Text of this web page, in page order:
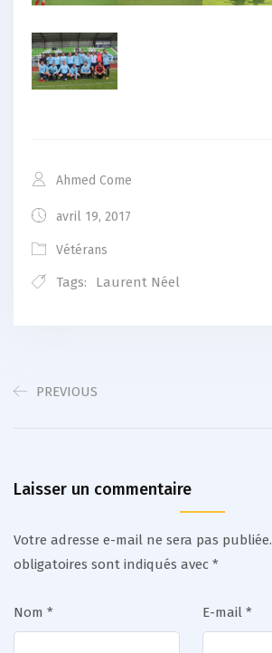
Ahmed Come
avril 19, 2017
Vétérans
Tags: Laurent Néel
PREVIOUS
Laisser un commentaire
Votre adresse e-mail ne sera pas publiée.
obligatoires sont indiqués avec *
Nom * E-mail *